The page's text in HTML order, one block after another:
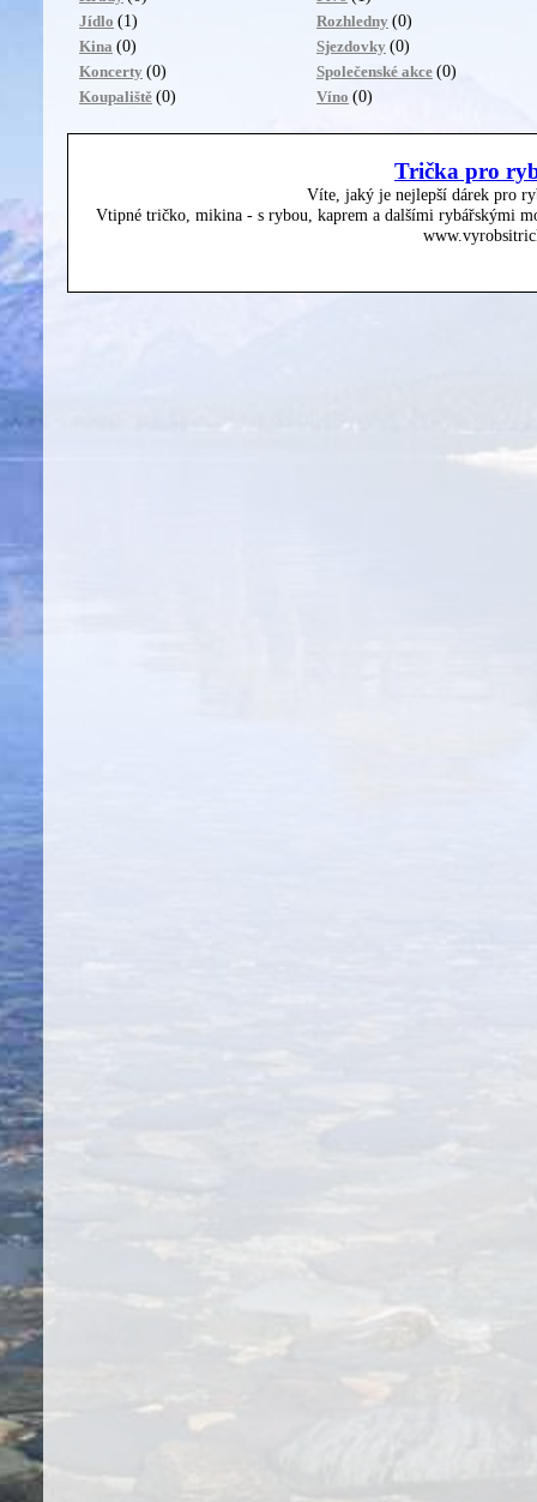
Jídlo (1)
Kina (0)
Koncerty (0)
Koupaliště (0)
Rozhledny (0)
Sjezdovky (0)
Společenské akce (0)
Víno (0)
Trička pro
Víte, jaký je nejlepší dárek pro
Vtipné tričko, mikina - s rybou, kaprem a dalšími rybářskými